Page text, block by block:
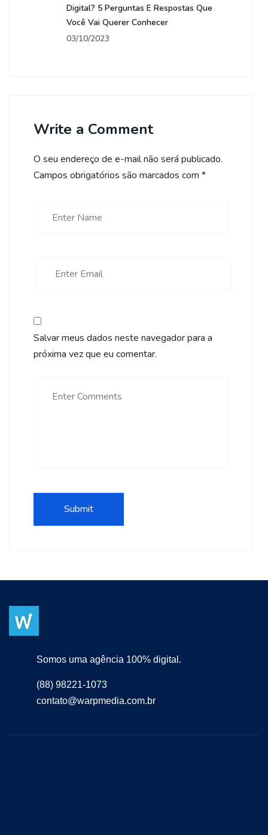
Digital? 5 Perguntas E Respostas Que
Você Vai Querer Conhecer
03/10/2023
Write a Comment
O seu endereço de e-mail não será publicado.
Campos obrigatórios são marcados com *
Salvar meus dados neste navegador para a
próxima vez que eu comentar.
Somos uma agência 100% digital.
(88) 98221-1073
contato@warpmedia.com.br